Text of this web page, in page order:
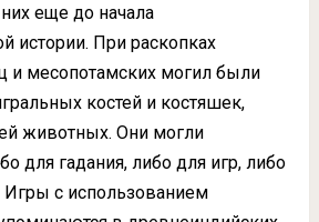
еще до начала
истории. При раскопках
и месопотамских могил были
костей и костяшек,
животных. Они могли
для гадания, либо для игр, либо
Игры с использованием